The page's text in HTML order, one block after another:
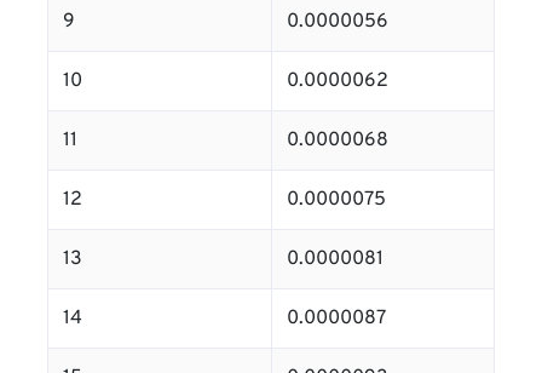
9 0.0000056
10 0.0000062
11 0.0000068
12 0.0000075
13 0.0000081
14 0.0000087